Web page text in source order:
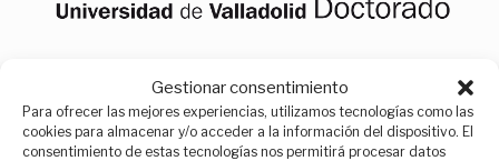
Gestionar consentimiento
Para ofrecer las mejores experiencias, utilizamos tecnologías como las
cookies para almacenar y/o acceder a la información del dispositivo. El
consentimiento de estas tecnologías nos permitirá procesar datos
Menu